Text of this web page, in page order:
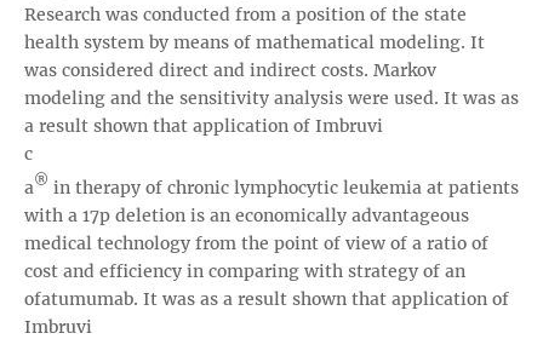
Research was conducted from a position of the state
health system by means of mathematical modeling. It
was considered direct and indirect costs. Markov
modeling and the sensitivity analysis were used. It was as
a result shown that application of Imbruvi
с
a® in therapy of chronic lymphocytic leukemia at patients
with a 17p deletion is an economically advantageous
medical technology from the point of view of a ratio of
cost and efficiency in comparing with strategy of an
ofatumumab. It was as a result shown that application of
Imbruvi